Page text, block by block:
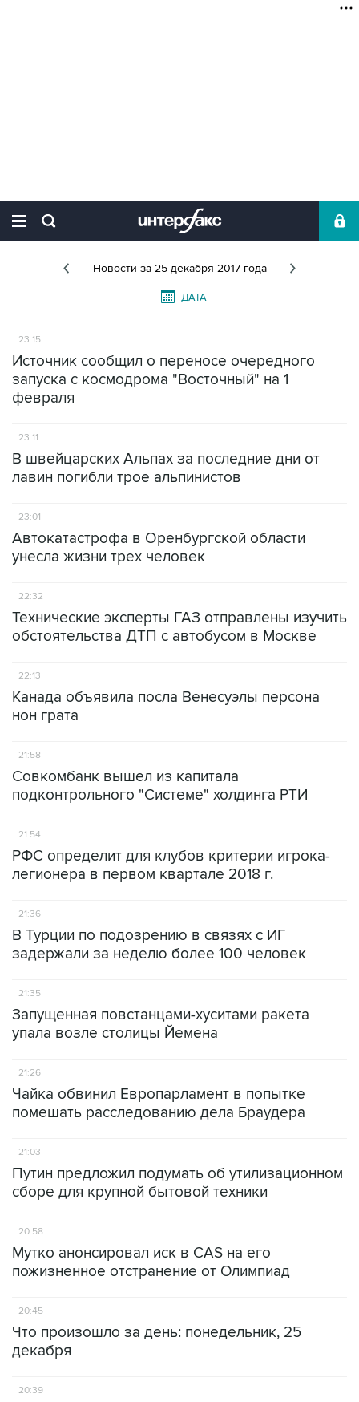
Новости за 25 декабря 2017 года
ДАТА
23:15
Источник сообщил о переносе очередного
запуска с космодрома "Восточный" на 1
февраля
23:11
В швейцарских Альпах за последние дни от
лавин погибли трое альпинистов
23:01
Автокатастрофа в Оренбургской области
унесла жизни трех человек
22:32
Технические эксперты ГАЗ отправлены изучить
обстоятельства ДТП с автобусом в Москве
22:13
Канада объявила посла Венесуэлы персона
нон грата
21:58
Совкомбанк вышел из капитала
подконтрольного "Системе" холдинга РТИ
21:54
РФС определит для клубов критерии игрока-
легионера в первом квартале 2018 г.
21:36
В Турции по подозрению в связях с ИГ
задержали за неделю более 100 человек
21:35
Запущенная повстанцами-хуситами ракета
упала возле столицы Йемена
21:26
Чайка обвинил Европарламент в попытке
помешать расследованию дела Браудера
21:03
Путин предложил подумать об утилизационном
сборе для крупной бытовой техники
20:58
Мутко анонсировал иск в CAS на его
пожизненное отстранение от Олимпиад
20:45
Что произошло за день: понедельник, 25
декабря
20:39